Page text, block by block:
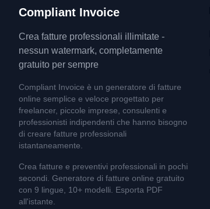
Compliant Invoice
Crea fatture professionali illimitate -
nessun watermark, completamente
gratuito per sempre
Compliant Invoice è un generatore di fatture
online semplice e veloce progettato per
freelancer, piccole imprese, consulenti e
professionisti indipendenti che hanno bisogno
di creare fatture professionali
istantaneamente.
Crea fatture e preventivi professionali in pochi
secondi. Generatore di fatture online gratuito
con 9 lingue, 10+ modelli. Esporta PDF
all'istante.